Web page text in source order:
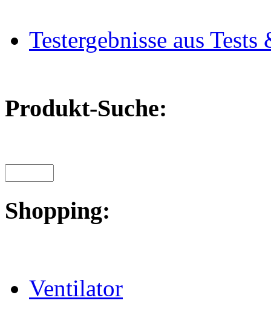
Testergebnisse aus
Produkt-Suche:
Shopping:
Ventilator